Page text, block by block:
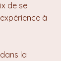
de se
à
la